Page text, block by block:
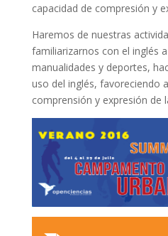
capacidad de compresión y
Haremos de nuestras
familiarizarnos con el inglés
manualidades y deportes,
uso del inglés, favoreciendo
comprensión y expresión de